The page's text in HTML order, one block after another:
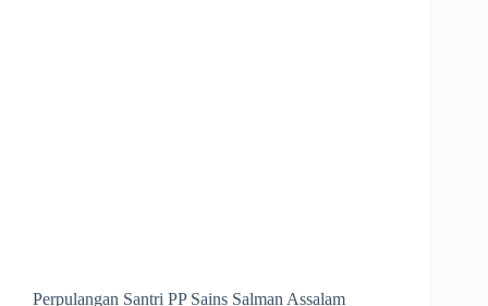
Perpulangan Santri PP Sains Salman Assalam